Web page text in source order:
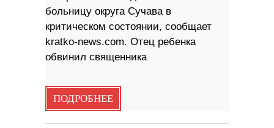
больницу округа Сучава в
критическом состоянии, сообщает
kratko-news.com. Отец ребенка
обвинил священника
ПОДРОБНЕЕ